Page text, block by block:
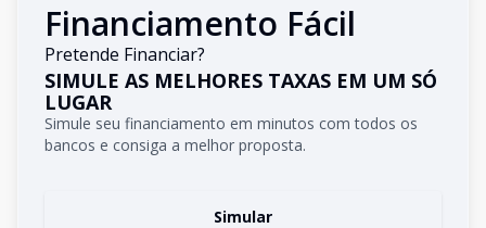
Financiamento Fácil
Pretende Financiar?
SIMULE AS MELHORES TAXAS EM UM SÓ
LUGAR
Simule seu financiamento em minutos com todos os
bancos e consiga a melhor proposta.
Simular